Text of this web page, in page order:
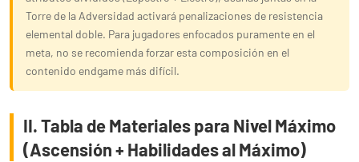
Torre de la Adversidad activará penalizaciones de resistencia
elemental doble. Para jugadores enfocados puramente en el
meta, no se recomienda forzar esta composición en el
contenido endgame más difícil.
II. Tabla de Materiales para Nivel Máximo
(Ascensión + Habilidades al Máximo)